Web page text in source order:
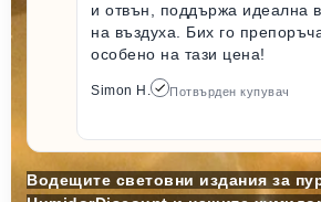
и отвън, поддържа идеална
на въздуха. Бих го
особено на тази цена!
Simon H. Потвърден купувач
Водещите световни издания за